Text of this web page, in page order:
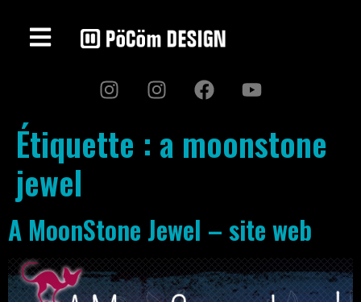
Étiquette : a moonstone
jewel
A MoonStone Jewel – site web